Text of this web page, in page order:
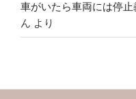
車がいたら車両には停
ん より